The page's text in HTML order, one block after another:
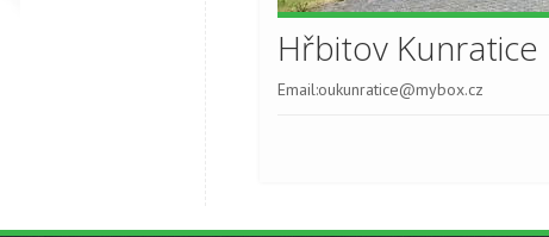
Hřbitov Kunratice
Email:oukunratice@mybox.cz